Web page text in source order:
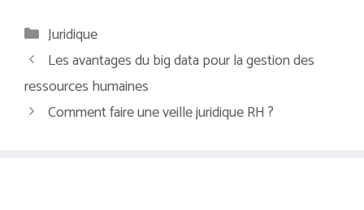
Catégories
Juridique
Les avantages du big data pour la gestion des
ressources humaines
Comment faire une veille juridique RH ?